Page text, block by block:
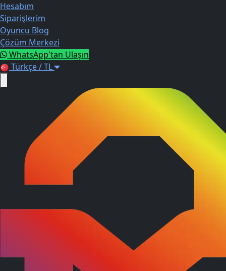
Hesabım
Siparişlerim
Oyuncu Blog
Çözüm Merkezi
WhatsApp'tan Ulaşın
Türkçe / TL